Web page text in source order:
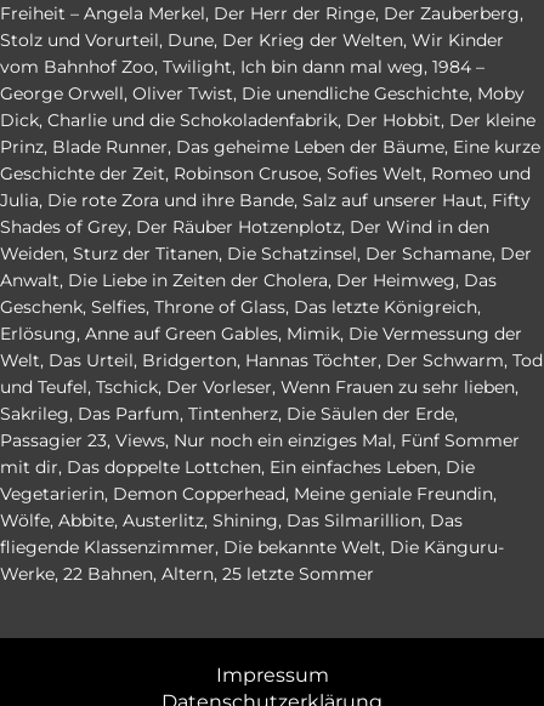
Freiheit – Angela Merkel, Der Herr der Ringe, Der Zauberberg,
Stolz und Vorurteil, Dune, Der Krieg der Welten, Wir Kinder
vom Bahnhof Zoo, Twilight, Ich bin dann mal weg, 1984 –
George Orwell, Oliver Twist, Die unendliche Geschichte, Moby
Dick, Charlie und die Schokoladenfabrik, Der Hobbit, Der kleine
Prinz, Blade Runner, Das geheime Leben der Bäume, Eine kurze
Geschichte der Zeit, Robinson Crusoe, Sofies Welt, Romeo und
Julia, Die rote Zora und ihre Bande, Salz auf unserer Haut, Fifty
Shades of Grey, Der Räuber Hotzenplotz, Der Wind in den
Weiden, Sturz der Titanen, Die Schatzinsel, Der Schamane, Der
Anwalt, Die Liebe in Zeiten der Cholera, Der Heimweg, Das
Geschenk, Selfies, Throne of Glass, Das letzte Königreich,
Erlösung, Anne auf Green Gables, Mimik, Die Vermessung der
Welt, Das Urteil, Bridgerton, Hannas Töchter, Der Schwarm, Tod
und Teufel, Tschick, Der Vorleser, Wenn Frauen zu sehr lieben,
Sakrileg, Das Parfum, Tintenherz, Die Säulen der Erde,
Passagier 23, Views, Nur noch ein einziges Mal, Fünf Sommer
mit dir, Das doppelte Lottchen, Ein einfaches Leben, Die
Vegetarierin, Demon Copperhead, Meine geniale Freundin,
Wölfe, Abbite, Austerlitz, Shining, Das Silmarillion, Das
fliegende Klassenzimmer, Die bekannte Welt, Die Känguru-
Werke, 22 Bahnen, Altern, 25 letzte Sommer
Impressum